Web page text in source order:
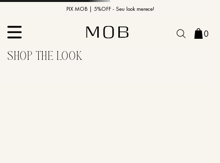
PIX MOB | 5%OFF - Seu look merece!
10% OFF na primeira compra | Cupom: BEMVINDO10*
0